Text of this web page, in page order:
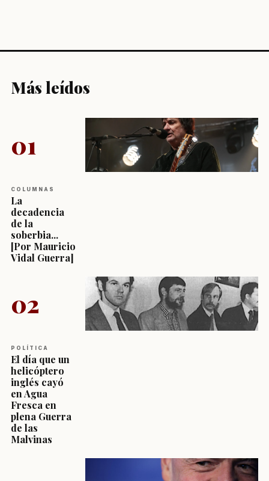
Más leídos
01
COLUMNAS
La
decadencia
de la
soberbia...
[Por Mauricio
Vidal Guerra]
02
POLÍTICA
El día que un
helicóptero
inglés cayó
en Agua
Fresca en
plena Guerra
de las
Malvinas